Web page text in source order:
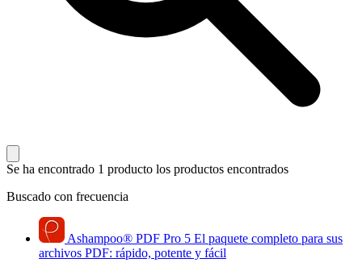
Se ha encontrado 1 producto los productos encontrados
Buscado con frecuencia
Ashampoo® PDF Pro 5 El paquete completo para sus
archivos PDF: rápido, potente y fácil